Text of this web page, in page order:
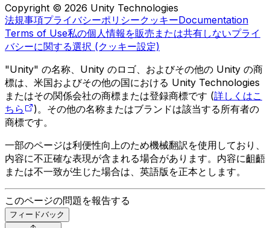
Copyright © 2026 Unity Technologies
法規事項プライバシーポリシークッキーDocumentation
Terms of Use私の個人情報を販売または共有しないプライ
バシーに関する選択 (クッキー設定)
"Unity" の名称、Unity のロゴ、およびその他の Unity の商
標は、米国およびその他の国における Unity Technologies
またはその関係会社の商標または登録商標です (詳しくはこ
ちら
)。その他の名称またはブランドは該当する所有者の
商標です。
一部のページは利便性向上のため機械翻訳を使用しており、
内容に不正確な表現が含まれる場合があります。内容に齟齬
または不一致が生じた場合は、英語版を正本とします。
このページの問題を報告する
フィードバック